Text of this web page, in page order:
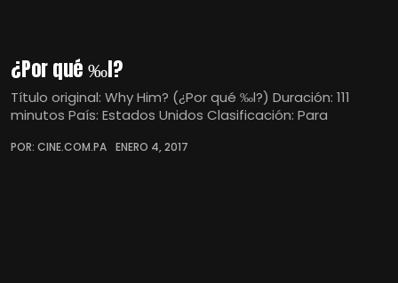
¿Por qué ‰l?
Título original: Why Him? (¿Por qué ‰l?) Duración: 111
minutos País: Estados Unidos Clasificación: Para
POR: CINE.COM.PA ENERO 4, 2017